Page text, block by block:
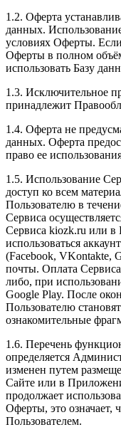
1.2. Оферта
данных.
условиях Оферты.
Оферты в полном
использовать Базу
1.3. Исключительное
принадлежит
1.4. Оферта не
данных. Оферта
право ее
1.5. Использование
доступ ко всем
Пользователю в
Сервиса
Сервиса kiozk.ru или
использоваться
(Facebook, VKontakte,
почты. Оплата
либо, при
Google Play. После
Пользователю
ознакомительные
1.6. Перечень
определяется
изменен путем
Сайте или в
продолжает
Оферты, это означает,
Пользователем.